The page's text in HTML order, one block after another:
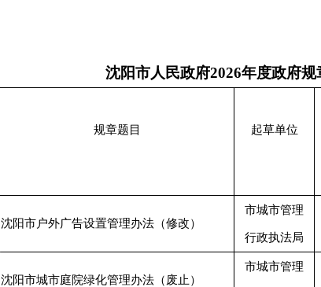
沈阳市人民政府2026年度政府规
规章题目 起草单位
沈阳市户外广告设置管理办法（修改）
市城市管理
行政执法局
沈阳市城市庭院绿化管理办法（废止）
市城市管理